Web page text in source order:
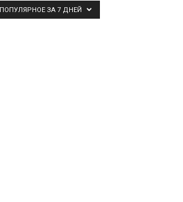
ПОПУЛЯРНОЕ ЗА 7 ДНЕЙ